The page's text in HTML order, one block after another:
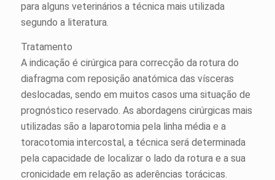
para alguns veterinários a técnica mais utilizada
segundo a literatura.
Tratamento
A indicação é cirúrgica para correcção da rotura do
diafragma com reposição anatómica das vísceras
deslocadas, sendo em muitos casos uma situação de
prognóstico reservado. As abordagens cirúrgicas mais
utilizadas são a laparotomia pela linha média e a
toracotomia intercostal, a técnica será determinada
pela capacidade de localizar o lado da rotura e a sua
cronicidade em relação as aderências torácicas.